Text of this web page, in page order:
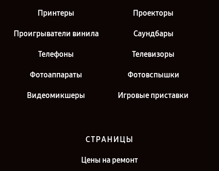
Принтеры Проекторы
Проигрыватели винила Саундбары
Телефоны Телевизоры
Фотоаппараты Фотовспышки
Видеомикшеры Игровые приставки
СТРАНИЦЫ
Цены на ремонт